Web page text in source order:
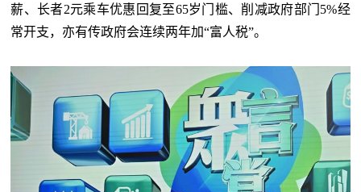
薪、长者2元乘车优惠回复至65岁门槛、削减政府部门5%经
常开支，亦有传政府会连续两年加“富人税”。